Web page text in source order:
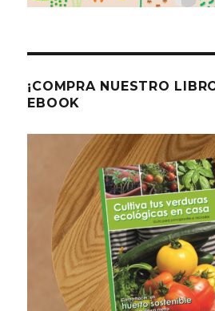
¡COMPRA NUESTRO
EBOOK